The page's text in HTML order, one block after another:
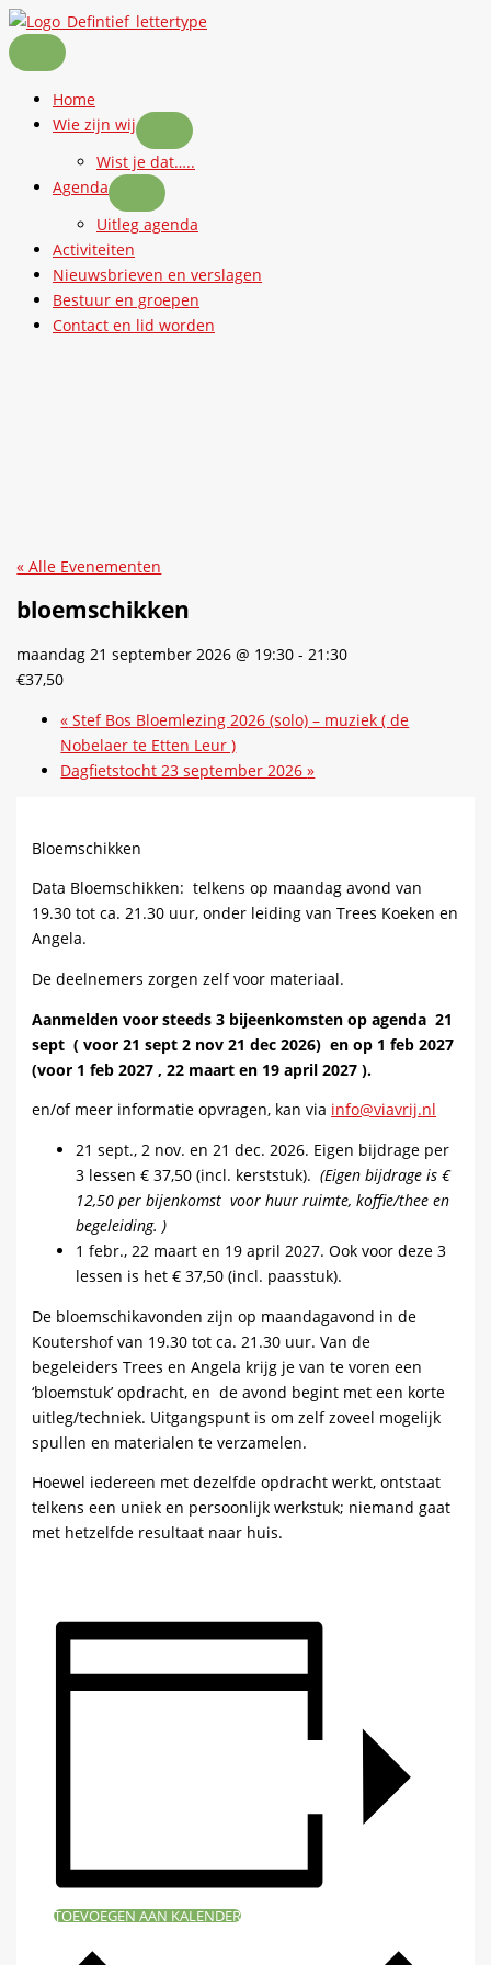
Ga
naar
de
inhoudHome
Wie zijn wij
Wist je dat…..
Agenda
Uitleg agenda
Activiteiten
Nieuwsbrieven en verslagen
Bestuur en groepen
Contact en lid worden
« Alle Evenementen
bloemschikken
maandag 21 september 2026 @ 19:30 -21:30
€37,50
« Stef Bos Bloemlezing 2026 (solo) – muziek ( de
Nobelaer te Etten Leur )
Dagfietstocht 23 september 2026»
Bloemschikken
Data Bloemschikken: telkens op maandag avond van
19.30 tot ca. 21.30 uur, onder leiding van Trees Koeken en
Angela.
De deelnemers zorgen zelf voor materiaal.
Aanmelden voor steeds 3 bijeenkomsten op agenda 21
sept ( voor 21 sept 2 nov 21 dec 2026) en op 1 feb 2027
(voor 1 feb 2027 , 22 maart en 19 april 2027 ).
en/of meer informatie opvragen, kan via info@viavrij.nl
21 sept., 2 nov. en 21 dec. 2026. Eigen bijdrage per
3 lessen € 37,50 (incl. kerststuk).(Eigen bijdrage is €
12,50 per bijenkomst voor huur ruimte, koffie/thee en
begeleiding. )
1 febr., 22 maart en 19 april 2027. Ook voor deze 3
lessen is het € 37,50 (incl. paasstuk).
De bloemschikavonden zijn op maandagavond in de
Koutershof van 19.30 tot ca. 21.30 uur. Van de
begeleiders Trees en Angela krijg je van te voren een
‘bloemstuk’ opdracht, en de avond begint met een korte
uitleg/techniek. Uitgangspunt is om zelf zoveel mogelijk
spullen en materialen te verzamelen.
Hoewel iedereen met dezelfde opdracht werkt, ontstaat
telkens een uniek en persoonlijk werkstuk; niemand gaat
met hetzelfde resultaat naar huis.
TOEVOEGEN AAN KALENDER